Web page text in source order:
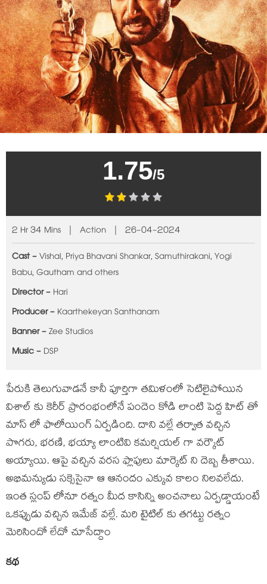
1.75/5
2 Hr 34 Mins | Action | 26-04-2024
Cast -Vishal, Priya Bhavani Shankar, Samuthirakani, Yogi
Babu, Gautham and others
Director -Hari
Producer -Kaarthekeyan Santhanam
Banner -Zee Studios
Music -DSP
పేరుకి తెలుగువాడనే కానీ పూర్తిగా తమిళంలో సెటిలైపోయిన
విశాల్ కు కెరీర్ ప్రారంభంలోనే పందెం కోడి లాంటి పెద్ద హిట్ తో
మాస్ లో ఫాలోయింగ్ ఏర్పడింది. దాని వల్లే తర్వాత వచ్చిన
పొగరు, భరణి, భయ్యా లాంటివి కమర్షియల్ గా వర్కౌట్
అయ్యాయి. ఆపై వచ్చిన వరస ఫ్లాపులు మార్కెట్ ని దెబ్బ తీశాయి.
అభిమన్యుడు సక్సెసైనా ఆ ఆనందం ఎక్కువ కాలం నిలవలేదు.
ఇంత స్లంప్ లోనూ రత్నం మీద కాసిన్ని అంచనాలు ఏర్పడ్డాయంటే
ఒకప్పుడు వచ్చిన ఇమేజ్ వల్లే. మరి టైటిల్ కు తగట్టు రత్నం
మెరిసిందో లేదో చూసేద్దాం
కథ